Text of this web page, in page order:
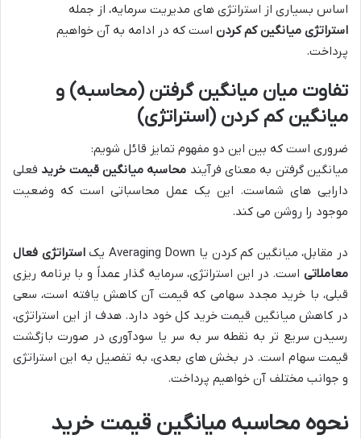
اساس بسیاری از استراتژی های مدیریت سرمایه، از جمله
استراتژی میانگین کم کردن است که در ادامه به آن خواهیم
پرداخت.
تفاوت میان میانگین گرفتن (محاسبه) و
میانگین کم کردن (استراتژی)
ضروری است که بین این دو مفهوم تمایز قائل شویم:
میانگین گرفتن به معنای فرآیند محاسبه میانگین قیمت خریدفعلی
دارایی های شماست. این یک عمل محاسباتی است که وضعیت
موجود را روشن می کند.
در مقابل، میانگین کم کردن یا Averaging Down یک
استراتژی فعال
معاملاتی است. در این استراتژی، سرمایه گذار عمداً و با برنامه ریزی
قبلی، با خرید مجدد سهامی که قیمت آن کاهش یافته است، سعی
در کاهش میانگین قیمت خرید کل خود دارد. هدف از این استراتژی،
رسیدن سریع تر به نقطه سر به سر یا سودآوری در صورت بازگشت
قیمت سهام است. در بخش های بعدی، به تفصیل به این استراتژی
و جوانب مختلف آن خواهیم پرداخت.
نحوه محاسبه میانگین قیمت خرید